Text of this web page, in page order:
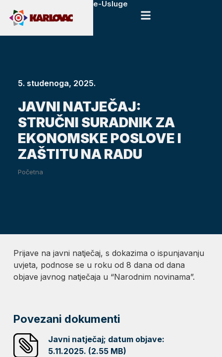
e-Usluge
5. studenoga, 2025.
JAVNI NATJEČAJ:
STRUČNI SURADNIK ZA
EKONOMSKE POSLOVE I
ZAŠTITU NA RADU
Početna
Prijave na javni natječaj, s dokazima o ispunjavanju
uvjeta, podnose se u roku od 8 dana od dana
objave javnog natječaja u “Narodnim novinama”.
Povezani dokumenti
Javni natječaj; datum objave:
5.11.2025. (2.55 MB)